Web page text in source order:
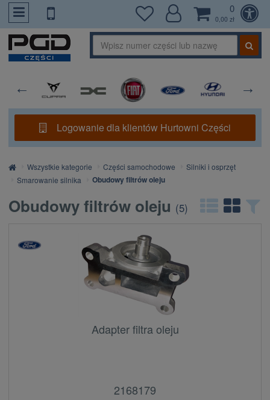
PrzejdzDoTresci
0
0,00 zł
Logowanie dla klientów Hurtowni Części
Strona
główna
Wszystkie kategorie Części samochodowe
Silniki i osprzęt
Smarowanie silnika
Obudowy filtrów oleju
Obudowy filtrów oleju (5)
Adapter filtra oleju
2168179